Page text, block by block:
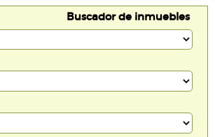
Buscador de inmuebles